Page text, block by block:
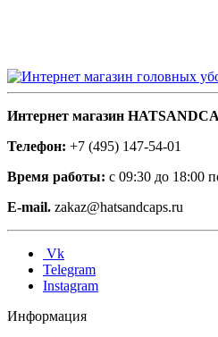
Интернет магазин
Телефон: +7 (495) 147-54-01
Время работы: с 09:30 до 18:00
E-mail. zakaz@hatsandcaps.ru
Vk
Telegram
Instagram
Информация